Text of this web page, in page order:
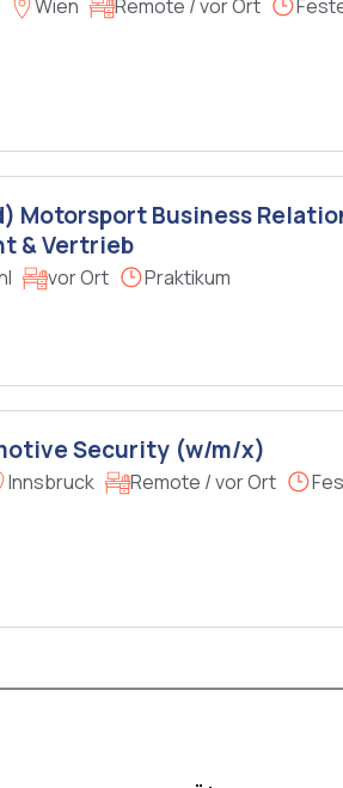
Wien Remote / vor Ort
Motorsport Business
& Vertrieb
vor Ort Praktikum
Security (w/m/x)
Innsbruck Remote / vor Ort